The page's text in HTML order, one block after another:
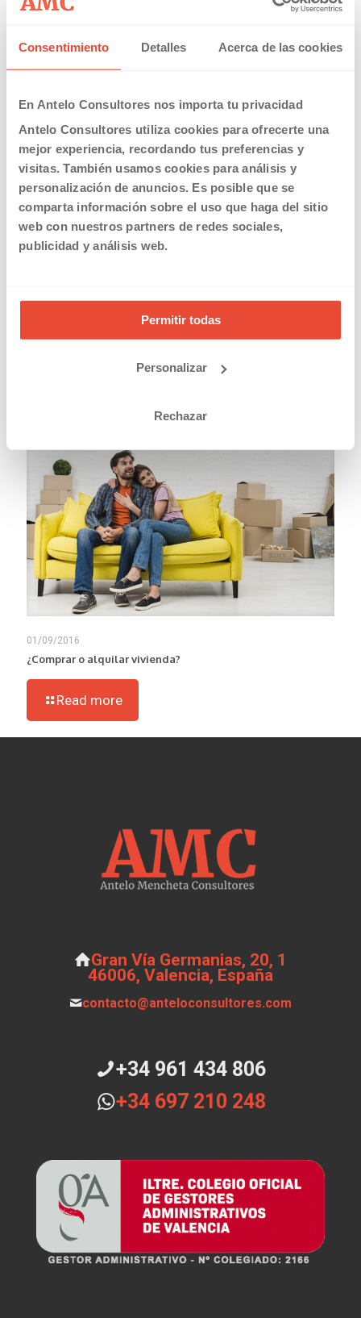
Consentimiento Detalles Acerca de las cookies
En Antelo Consultores nos importa tu privacidad
Antelo Consultores utiliza cookies para ofrecerte una
mejor experiencia, recordando tus preferencias y
visitas. También usamos cookies para análisis y
personalización de anuncios. Es posible que se
comparta información sobre el uso que haga del sitio
web con nuestros partners de redes sociales,
publicidad y análisis web.
Permitir todas
Personalizar
Rechazar
Calendario Laboral Comunidad Valenciana 2019
maternidad y paternidad
01/09/2016
¿Comprar o alquilar vivienda?
Read more
Gran Vía Germanias, 20, 1
46006, Valencia, España
contacto@anteloconsultores.com
+34 961 434 806
+34 697 210 248